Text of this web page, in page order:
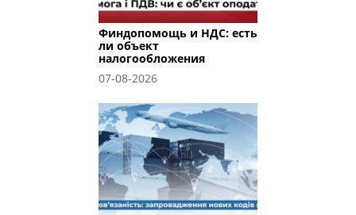
Финдопомощь и НДС: есть
ли объект
налогообложения
07-08-2026